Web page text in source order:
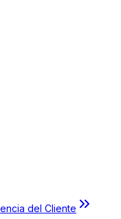
del Cliente